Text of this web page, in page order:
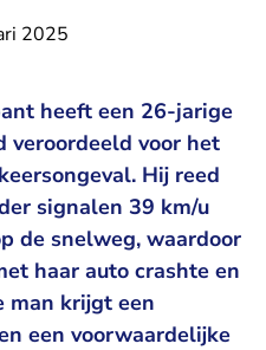
2025
heeft een 26-jarige
voor het
Hij reed
signalen 39 km/u
de snelweg, waardoor
haar auto crashte en
man krijgt een
een voorwaardelijke